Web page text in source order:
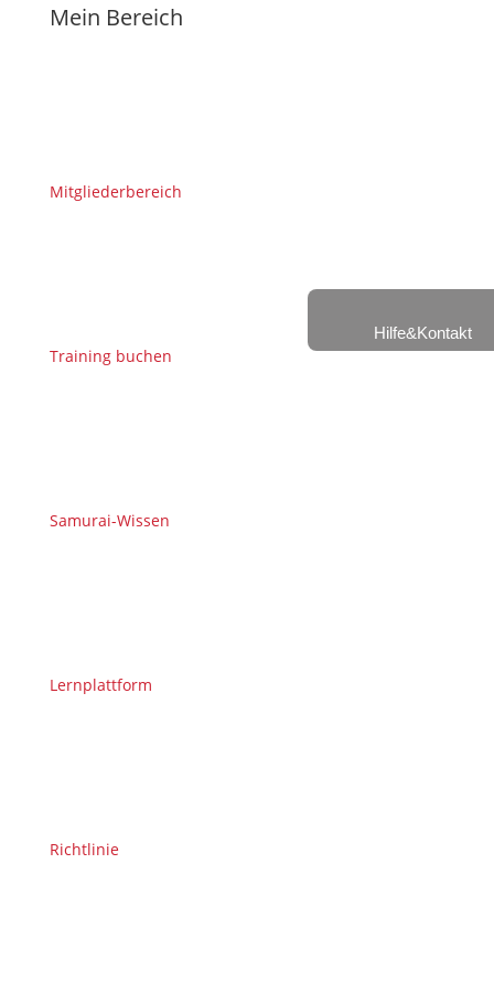
Mein Bereich
Mitgliederbereich
Training buchen
Samurai-Wissen
Lernplattform
Richtlinie
Hilfe&Kontakt